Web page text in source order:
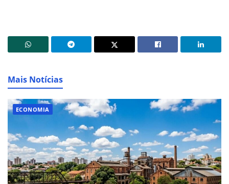
Mais Notícias
ECONOMIA